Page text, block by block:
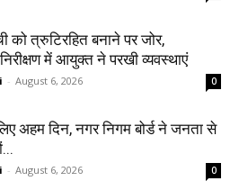
को त्रुटिरहित बनाने पर जोर,
में आयुक्त ने परखी व्यवस्थाएं
- August 6, 2026 0
अहम दिन, नगर निगम बोर्ड ने जनता से
- August 6, 2026 0